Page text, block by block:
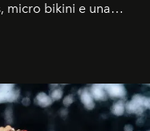
micro bikini e una
Trent'anni dopo,
che abbiamo.